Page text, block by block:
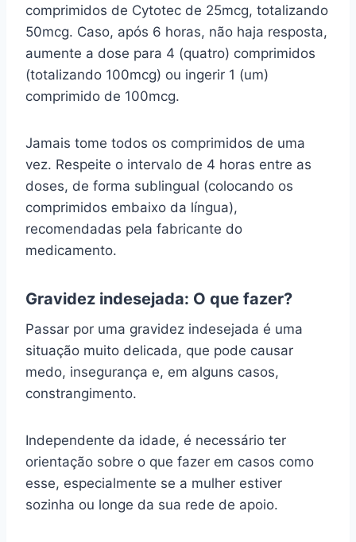
comprimidos de Cytotec de 25mcg, totalizando
50mcg. Caso, após 6 horas, não haja resposta,
aumente a dose para 4 (quatro) comprimidos
(totalizando 100mcg) ou ingerir 1 (um)
comprimido de 100mcg.
Jamais tome todos os comprimidos de uma
vez. Respeite o intervalo de 4 horas entre as
doses, de forma sublingual (colocando os
comprimidos embaixo da língua),
recomendadas pela fabricante do
medicamento.
Gravidez indesejada: O que fazer?
Passar por uma gravidez indesejada é uma
situação muito delicada, que pode causar
medo, insegurança e, em alguns casos,
constrangimento.
Independente da idade, é necessário ter
orientação sobre o que fazer em casos como
esse, especialmente se a mulher estiver
sozinha ou longe da sua rede de apoio.